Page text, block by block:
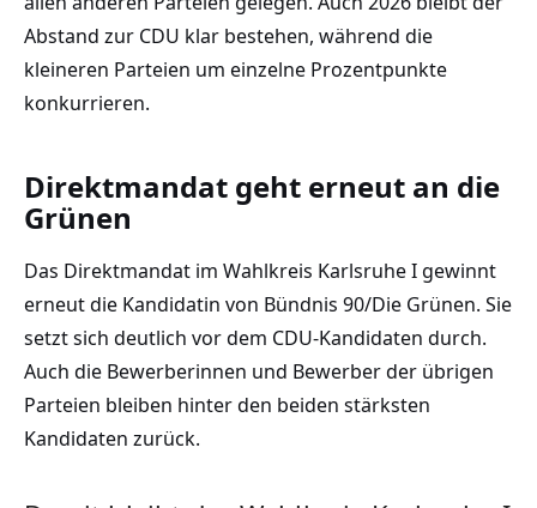
Abstand zur CDU klar bestehen, während die
kleineren Parteien um einzelne Prozentpunkte
konkurrieren.
Direktmandat geht erneut an die
Grünen
Das Direktmandat im Wahlkreis Karlsruhe I gewinnt
erneut die Kandidatin von Bündnis 90/Die Grünen. Sie
setzt sich deutlich vor dem CDU-Kandidaten durch.
Auch die Bewerberinnen und Bewerber der übrigen
Parteien bleiben hinter den beiden stärksten
Kandidaten zurück.